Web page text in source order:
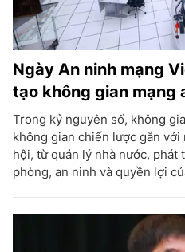
Ngày An ninh mạng
tạo không gian mạng
Trong kỷ nguyên số, không
không gian chiến lược gắn
hội, từ quản lý nhà nước,
phòng, an ninh và quyền lợi